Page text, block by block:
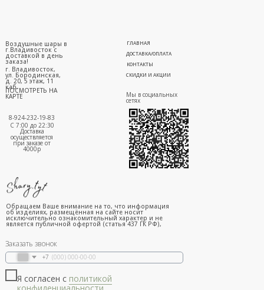
г. Владивосток,
ул. Бородинская,
д. 20, 5 этаж, 11
каб.
ПОСМОТРЕТЬ НА
КАРТЕ
ГЛАВНАЯ
ДОСТАВКА/ОПЛАТА
СКИДКИ И АКЦИИ
КОНТАКТЫ
8-924-232-19-83
С 7:00 до 22:30
Доставка
осуществляется
при заказе от
4000р
Воздушные шары в
г.Владивосток с
доставкой в день
заказа!
Мы в социальных
сетях
Заказать звонок
+7
Я согласен с политикой
конфиденциальности
Обращаем Ваше внимание на то, что информация
об изделиях, размещённая на сайте носит
исключительно ознакомительный характер и не
является публичной офертой (статья 437 ГК РФ),